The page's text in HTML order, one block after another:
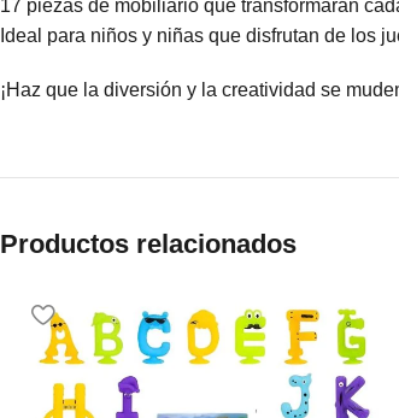
17 piezas de mobiliario que transformarán
Ideal para niños y niñas que disfrutan de los
¡Haz que la diversión y la creatividad se
Productos relacionados